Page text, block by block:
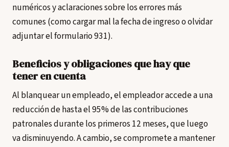
numéricos y aclaraciones sobre los errores más
comunes (como cargar mal la fecha de ingreso o olvidar
adjuntar el formulario 931).
Beneficios y obligaciones que hay que
tener en cuenta
Al blanquear un empleado, el empleador accede a una
reducción de hasta el 95% de las contribuciones
patronales durante los primeros 12 meses, que luego
va disminuyendo. A cambio, se compromete a mantener